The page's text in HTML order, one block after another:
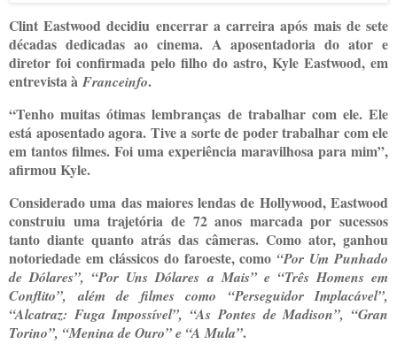
Clint Eastwood decidiu encerrar a carreira após mais de sete
décadas dedicadas ao cinema. A aposentadoria do ator e
diretor foi confirmada pelo filho do astro, Kyle Eastwood, em
entrevista à Franceinfo.
“Tenho muitas ótimas lembranças de trabalhar com ele. Ele
está aposentado agora. Tive a sorte de poder trabalhar com ele
em tantos filmes. Foi uma experiência maravilhosa para mim”,
afirmou Kyle.
Considerado uma das maiores lendas de Hollywood, Eastwood
construiu uma trajetória de 72 anos marcada por sucessos
tanto diante quanto atrás das câmeras. Como ator, ganhou
notoriedade em clássicos do faroeste, como “Por Um Punhado
de Dólares”, “Por Uns Dólares a Mais” e “Três Homens em
Conflito”, além de filmes como “Perseguidor Implacável”,
“Alcatraz: Fuga Impossível”, “As Pontes de Madison”, “Gran
Torino”, “Menina de Ouro” e “A Mula”.